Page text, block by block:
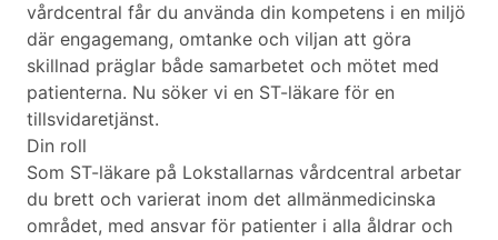
vårdcentral får du använda din kompetens i en miljö
där engagemang, omtanke och viljan att göra
skillnad präglar både samarbetet och mötet med
patienterna. Nu söker vi en ST-läkare för en
tillsvidaretjänst.
Din roll
Som ST-läkare på Lokstallarnas vårdcentral arbetar
du brett och varierat inom det allmänmedicinska
området, med ansvar för patienter i alla åldrar och